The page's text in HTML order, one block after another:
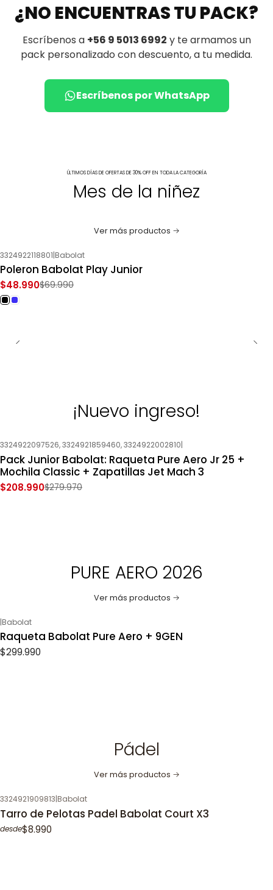
¿NO ENCUENTRAS TU PACK?
Escríbenos a +56 9 5013 6992 y te armamos un
pack personalizado con descuento, a tu medida.
Escríbenos por WhatsApp
ÚLTIMOS DÍAS DE OFERTAS DE 30% OFF EN TODA LA CATEGORÍA
Mes de la niñez
Ver más productos
-30%OFF
3324922118801|Babolat
Poleron Babolat Play Junior
$48.990$69.990
¡Nuevo ingreso!
-25% OFF
Nuevo
3324922097526, 3324921859460, 3324922002810|
Pack Junior Babolat: Raqueta Pure Aero Jr 25 +
Mochila Classic + Zapatillas Jet Mach 3
$208.990$279.970
PURE AERO 2026
Ver más productos
|Babolat
Raqueta Babolat Pure Aero + 9GEN
$299.990
Pádel
Ver más productos
3324921909813|Babolat
Tarro de Pelotas Padel Babolat Court X3
desde$8.990